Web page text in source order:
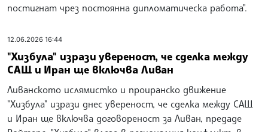
постигнат чрез постоянна дипломатическа работа".
12.06.2026 16:44
"Хизбула" изрази увереност, че сделка между
САЩ и Иран ще включва Ливан
Ливанското ислямистко и проиранско движение
"Хизбула" изрази днес увереност, че сделка между САЩ
и Иран ще включва договореност за Ливан, предаде